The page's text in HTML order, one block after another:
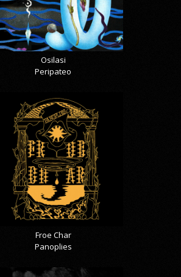
Osilasi
Peripateo
Froe Char
Panoplies